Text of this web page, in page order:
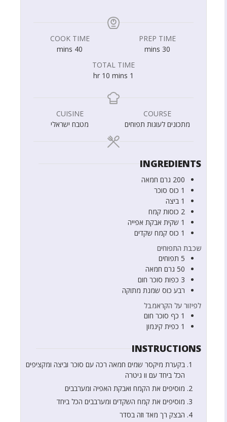
PREP TIME
30
mins
COOK TIME
40
mins
TOTAL TIME
1
hr 10 mins
COURSE
מתכונים לעוגות תפוחים
CUISINE
מטבח ישראלי
INGREDIENTS
200 גרם חמאה
1 כוס סוכר
1 ביצה
2 כוסות קמח
1 שקית אבקת אפייה
1 כוס קמח שקדים
שכבת התפוחים
5 תפוחים
50 גרם חמאה
3 כפות סוכר חום
רבע כוס שמנת מתוקה
לפיזור על הקראמבל
1 כף סוכר חום
1 כפית קינמון
INSTRUCTIONS
בקערת מיקסר שמים חמאה רכה עם סוכר וביצה ומקציפים
הכל ביחד עם וו גיטרה
מוסיפים את הקמח ואבקת האפיה ומערבבים
מוסיפים את קמח השקדים ומערבבים הכל ביחד
הבצק רך מאד וזה בסדר